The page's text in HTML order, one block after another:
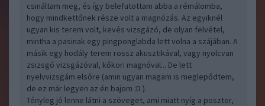
csináltam meg, és így belefutottam abba a rémálomba,
hogy mindkettőnek része volt a magnózás. Az egyiknél
ugyan kis terem volt, kevés vizsgázó, de olyan felvétel,
mintha a pasinak egy pingponglabda lett volna a szájában. A
másik egy hodály terem rossz akusztikával, vagy nyolcvan
zsizsgő vizsgázóval, kőkori magnóval... De lett
nyelvvizsgám elsőre (amin ugyan magam is meglepődtem,
de ez már legyen az én bajom :D ).
Tényleg jó lenne látni a szöveget, ami miatt nyíg a poszter,